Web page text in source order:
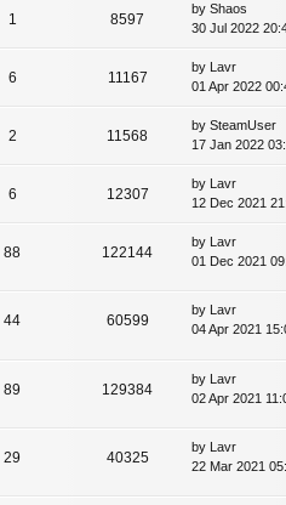
1 8597
by Shaos
30 Jul 2022
6 11167
by
Lavr
01 Apr 2022
2 11568
by SteamUser
17 Jan 2022
6 12307
by
Lavr
12 Dec 2021
88 122144
by
Lavr
01 Dec 2021
44 60599
by Lavr
04 Apr 2021
89 129384
by Lavr
02 Apr 2021
29 40325
by Lavr
22 Mar 2021